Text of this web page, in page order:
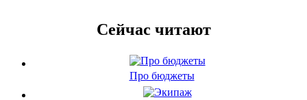
Сейчас читают
Про бюджеты